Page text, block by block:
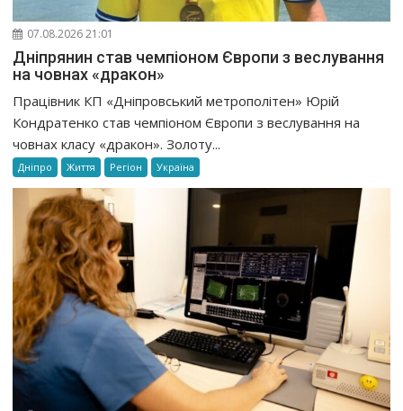
07.08.2026 21:01
Дніпрянин став чемпіоном Європи з веслування
на човнах «дракон»
Працівник КП «Дніпровський метрополітен» Юрій
Кондратенко став чемпіоном Європи з веслування на
човнах класу «дракон». Золоту...
Дніпро Життя Регіон Україна